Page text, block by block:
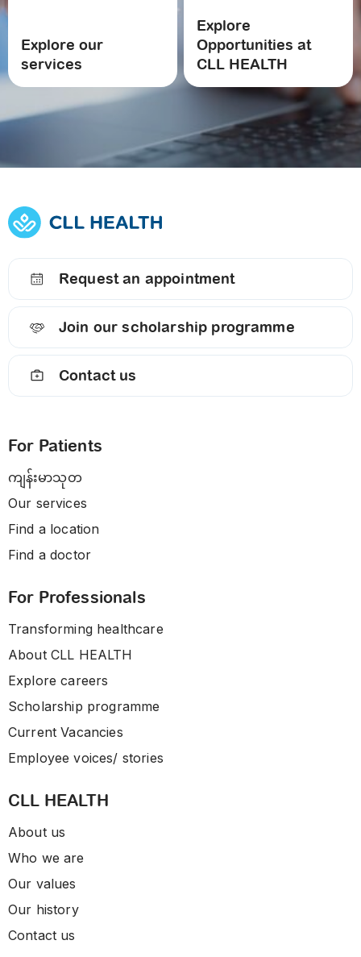
Explore our
services
Explore
Opportunities at
CLL HEALTH
Request an appointment
Join our scholarship programme
Contact us
For Patients
ကျန်းမာသုတ
Our services
Find a location
Find a doctor
For Professionals
Transforming healthcare
About CLL HEALTH
Explore careers
Scholarship programme
Current Vacancies
Employee voices/ stories
CLL HEALTH
About us
Who we are
Our values
Our history
Contact us